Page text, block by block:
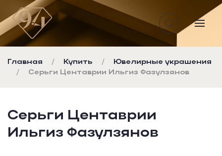
Перейти к содержимому
Главная Купить
Ювелирные украшения
Серьги Центаврии Ильгиз Фазулзянов
Серьги Центаврии
Ильгиз Фазулзянов